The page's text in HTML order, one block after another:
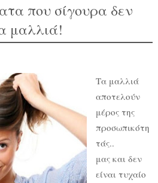
που σίγουρα δεν
μαλλιά!
Τα μαλλιά
αποτελούν
μέρος της
προσωπικότη
τάς..
μας και δεν
είναι τυχαίο